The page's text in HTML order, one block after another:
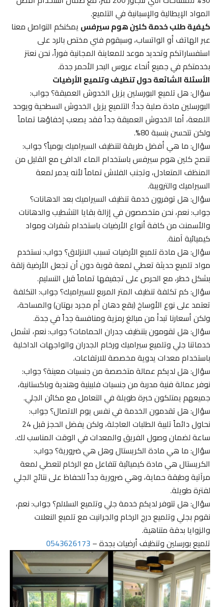
المواد الإيطالية والإسبانية في التلميع.
كيفية طلب خدمة كلين هوم سيرفسيمكنكم التواصل معنا
عبر الهاتف أو الواتساب، وسيقوم فني مختص بالرد على
استفساراتكم وتحديد موعد للمعاينة المجانية فوراً، نحن نعتز
بخدمتكم في جميع أنحاء عروس البحر الأحمر جدة.
الأسئلة الشائعة حول تنظيف وتلميع الأرضيات
سؤال: هل تلميع البورسلين يزيل الخدوش العميقة؟ جواب:
البورسلين مادة صلبة جداً؛ التلميع يزيل الخدوش السطحية ويوحد
اللمعة، أما الخدوش العميقة جداً فقد يصعب إخفاؤها تماماً
ولكن تتحسن بنسبة 80%.
سؤال: ما هي أفضل طريقة لتنظيف السيراميك يومياً؟ جواب:
تنصح كلين هوم سيرفس باستخدام الماء الدافئ مع القليل من
المنظف المتعادل، وتجنب الفلاش تماماً لأنه يدمر لمعة
السيراميك والترويبة.
سؤال: هل توفرون خدمة تنظيف السيراميك بعد الدهانات؟
جواب: نعم، نحن متخصصون في إزالة بقايا التشطيب والدهانات
والأسمنت من كافة أنواع الأرضيات باستخدام شفرات ومواد
كيميائية آمنة.
سؤال: هل مادة تلميع الأرضيات تسبب الانزلاق؟ جواب: نستخدم
مواد تلميع حديثة تعطي لمعة قوية دون أن تجعل الأرضية زلقة
بشكل خطر، مع الحرص على تجفيفها تماماً قبل التسليم.
سؤال: كم تكلفة تنظيف المتر المربع للسيراميك؟ جواب: التكلفة
تعتمد على نوع الأوساخ (بقع دهان أم مجرد بهتان) والمساحة،
ولكن أسعارنا تبدأ من مبالغ رمزية ومنافسة جداً في جدة.
سؤال: هل تقومون بتنظيف جدران الحمامات؟ جواب: نعم، تشمل
خدماتنا جلي وتلميع سيراميك ورخام الجدران والواجهات الداخلية
باستخدام معدات يدوية مخصصة للارتفاعات.
سؤال: هل لديكم عمالة متخصصة من جنسيات معينة؟ جواب:
نوفر عمالة فنية مدربة من جنسيات فلبينية وهندية وباكستانية،
جميعهم يمتلكون خبرة طويلة في التعامل مع مكائن الجلي.
سؤال: هل تقدمون الخدمة في نفس يوم الاتصال؟ جواب:
نحاول دائماً تلبية الطلبات العاجلة، ولكن يفضل الحجز قبل 24
ساعة لضمان وصول الفريق والمعدات في الوقت المناسب لك.
سؤال: ما هي مادة الكريستال وهل هي ضرورية؟ جواب:
الكريستال هي مادة كيميائية تتفاعل مع الرخام لتعطي لمعة
مرآتية وطبقة حماية، وهي ضرورية جداً للحفاظ على نتائج الجلي
لفترة طويلة.
سؤال: هل تتوفر لديكم خدمة جلي وتلميع السلالم؟ جواب: نعم،
نقوم بجلي وتلميع درج الرخام والجرانيت مع تلميع النعلات
والزوايا بدقة متناهية.
تلميع بورسلين وتنظيف أرضيات بجدة –0543626173